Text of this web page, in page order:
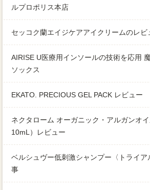
ルプロポリス本店
セッコク蘭エイジケアアイクリームのレビ
AIRISE U医療用インソールの技術を応用
ソックス
EKATO. PRECIOUS GEL PACK レビュー
ネクタローム オーガニック・アルガンオ
10mL）レビュー
ベルシュヴー低刺激シャンプー〈トライア
事